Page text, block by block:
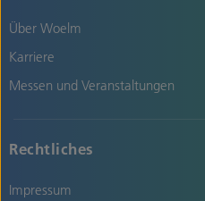
Über Woelm
Karriere
Messen und Veranstaltungen
Rechtliches
Impressum